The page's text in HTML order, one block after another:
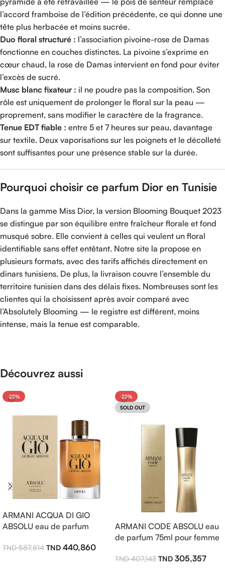
l’accord framboise de l’édition précédente, ce qui donne une
tête plus herbacée et moins sucrée.
Duo floral structuré : l’association pivoine-rose de Damas
fonctionne en couches distinctes. La pivoine s’exprime en
cœur chaud, la rose de Damas intervient en fond pour éviter
l’excès de sucré.
Musc blanc fixateur : il ne poudre pas la composition. Son
rôle est uniquement de prolonger le floral sur la peau —
proprement, sans modifier le caractère de la fragrance.
Tenue EDT fiable : entre 5 et 7 heures sur peau, davantage
sur textile. Deux vaporisations sur les poignets et le décolleté
sont suffisantes pour une présence stable sur la durée.
Pourquoi choisir ce parfum Dior en Tunisie
Dans la gamme Miss Dior, la version Blooming Bouquet 2023
se distingue par son équilibre entre fraîcheur florale et fond
musqué sobre. Elle convient à celles qui veulent un floral
identifiable sans effet entêtant. Notre site la propose en
plusieurs formats, avec des tarifs affichés directement en
dinars tunisiens. De plus, la livraison couvre l’ensemble du
territoire tunisien dans des délais fixes. Nombreuses sont les
clientes qui la choisissent après avoir comparé avec
l’Absolutely Blooming — le registre est différent, moins
intense, mais la tenue est comparable.
Découvrez aussi
-25%
ARMANI ACQUA DI GIO
ABSOLU eau de parfum
587,814 440,860
-25%
SOLD OUT
ARMANI CODE ABSOLU eau
de parfum 75ml pour femme
407,143 305,357